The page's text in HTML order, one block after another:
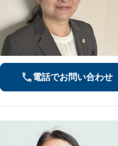
電話でお問い合わせ